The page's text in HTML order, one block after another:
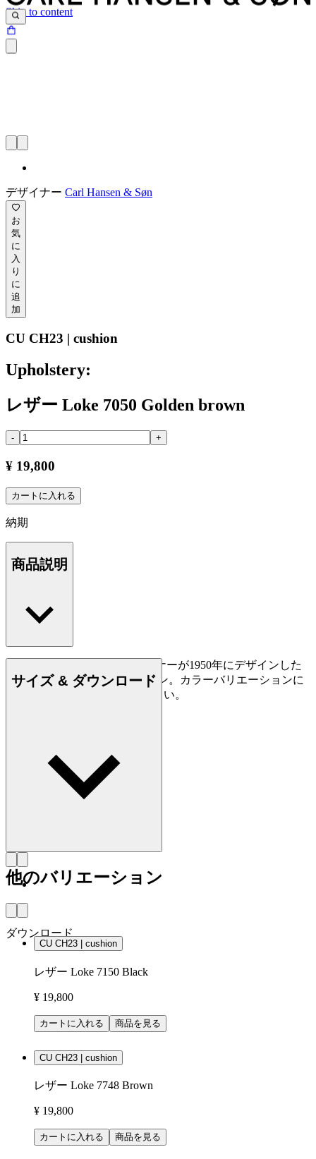
Skip to content
デザイナー Carl Hansen & Søn
お
気
に
入
り
に
追
加
CU CH23 | cushion
Upholstery:
レザー Loke 7050 Golden brown
- +
¥ 19,800
カートに入れる
納期
商品説明
CU CH23は、ハンス J. ウェグナーが1950年にデザインした
椅子、CH23用の革製クッション。カラーバリエーションに
富む皮革各種からお選びください。
サイズ & ダウンロード
ダウンロード
他のバリエーション
CU CH23 | cushion
レザー Loke 7150 Black
¥ 19,800
カートに入れる 商品を見る
CU CH23 | cushion
レザー Loke 7748 Brown
¥ 19,800
カートに入れる 商品を見る